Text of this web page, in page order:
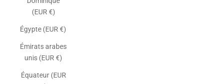
(EUR €)
Égypte (EUR €)
Émirats arabes
unis (EUR €)
Équateur (EUR